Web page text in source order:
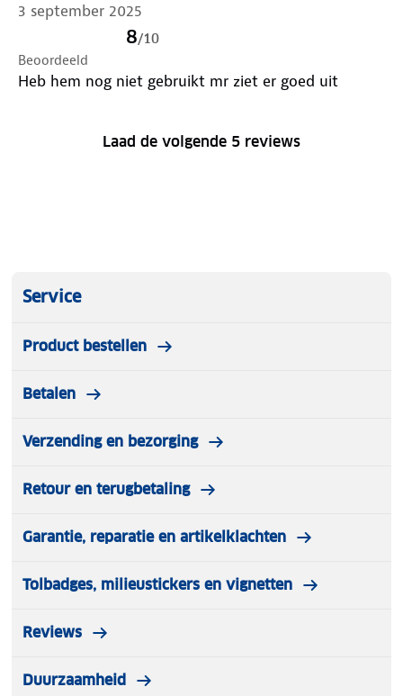
3 september 2025
8/10
Beoordeeld
Heb hem nog niet gebruikt mr ziet er goed uit
Laad de volgende 5 reviews
Service
Product bestellen
Betalen
Verzending en bezorging
Retour en terugbetaling
Garantie, reparatie en artikelklachten
Tolbadges, milieustickers en vignetten
Reviews
Duurzaamheid